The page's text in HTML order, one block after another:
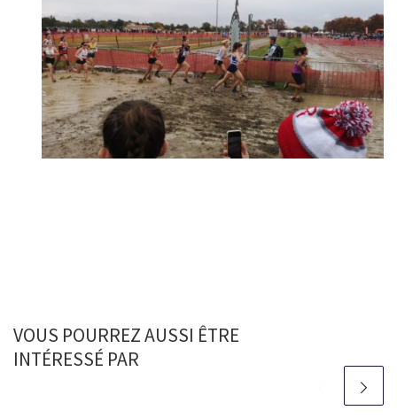
VOUS POURREZ AUSSI ÊTRE
INTÉRESSÉ PAR